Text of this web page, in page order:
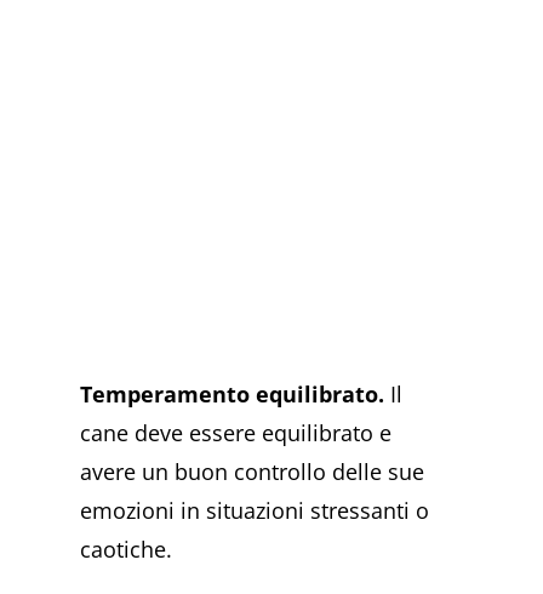
Temperamento equilibrato. Il
cane deve essere equilibrato e
avere un buon controllo delle sue
emozioni in situazioni stressanti o
caotiche.